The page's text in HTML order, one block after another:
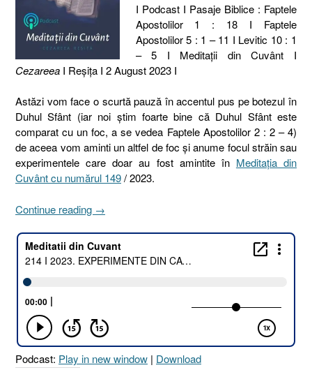
I Podcast I Pasaje Biblice : Faptele
Apostolilor 1 : 18 I Faptele
Apostolilor 5 : 1 – 11 I Levitic 10 : 1
– 5 I Meditaţii din Cuvânt I
Cezareea I Reşiţa I 2 August 2023 I
Astăzi vom face o scurtă pauză în accentul pus pe botezul în
Duhul Sfânt (iar noi știm foarte bine că Duhul Sfânt este
comparat cu un foc, a se vedea Faptele Apostolilor 2 : 2 – 4)
de aceea vom aminti un altfel de foc și anume focul străin sau
experimentele care doar au fost amintite în Meditația din
Cuvânt cu numărul 149/ 2023.
Continue reading „214
2023.
EXPERIMENTE
DIN
STRĂIN”
[Faptele
Apostolilor
1.18
→
Podcast: Play in new window | Download